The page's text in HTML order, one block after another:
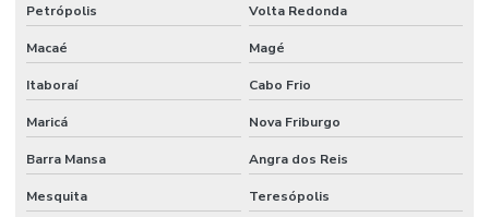
Empresa que terceiriza mao de obra
Empresa de serviço industrial
Empresa de terceirização de mão de obra
Empresas prestadoras de serviços de mão de obra terceirizada
Empresas que terceirizam serviços de produção
Petrópolis Volta Redonda
Macaé Magé
Itaboraí Cabo Frio
Maricá Nova Friburgo
Barra Mansa Angra dos Reis
Mesquita Teresópolis